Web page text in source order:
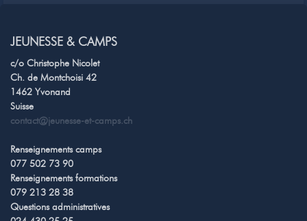
JEUNESSE & CAMPS
c/o Christophe Nicolet
Ch. de Montchoisi 42
1462 Yvonand
Suisse
contact@jeunesse-et-camps.ch
Renseignements camps
077 502 73 90
Renseignements formations
079 213 28 38
Questions administratives